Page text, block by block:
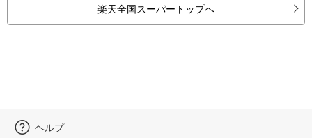
楽天全国スーパートップへ
ヘルプ